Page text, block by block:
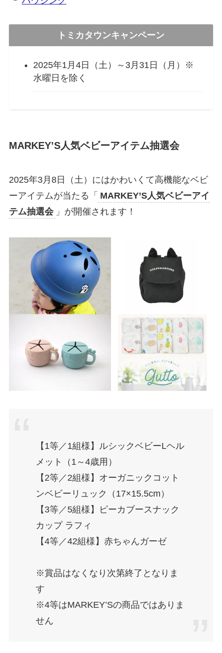
トミカタウンキャンペーン
2025年1月4日（土）～3月31日（月）※
水曜日を除く
MARKEY’S人気ベビーアイテム抽選会
2025年3月8日（土）にはかわいくて高機能なベビ
ーアイテムが当たる「 MARKEY’S人気ベビーアイ
テム抽選会 」が開催されます！
【1等／1組様】ルシックベビーLヘル
メット（1～4歳用）
【2等／2組様】オーガニックコット
ンベビーリュック（17×15.5cm）
【3等／5組様】ピーカブースナック
カップ ラフィ
【4等／42組様】赤ちゃんガーゼ
※賞品はなくなり次第終了となりま
す
※4等はMARKEY’Sの商品ではありま
せん